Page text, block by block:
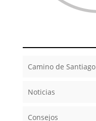
Camino de Santiago
Noticias
Consejos